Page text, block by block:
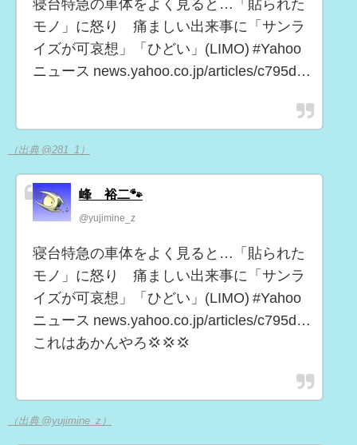
寝台特急の車体をよく見ると…「貼られた
モノ」に怒り 痛ましい出来事に「サンラ
イズが可哀想」「ひどい」(LIMO) #Yahoo
ニュース news.yahoo.co.jp/articles/c795d…
（出典 @281_1）
峰 裕二🐾
@yujimine_z
寝台特急の車体をよく見ると…「貼られた
モノ」に怒り 痛ましい出来事に「サンラ
イズが可哀想」「ひどい」(LIMO) #Yahoo
ニュース news.yahoo.co.jp/articles/c795d…
これはあかんやろ💢💢💢
（出典 @yujimine_z）